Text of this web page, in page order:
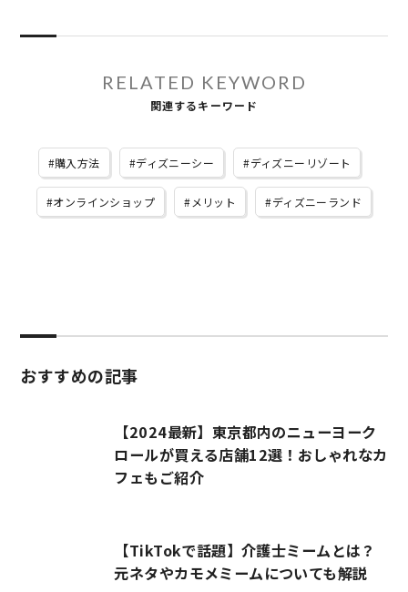
RELATED KEYWORD
関連するキーワード
購入方法 ディズニーシー ディズニーリゾート
オンラインショップ メリット ディズニーランド
おすすめの記事
【2024最新】東京都内のニューヨーク
ロールが買える店舗12選！おしゃれなカ
フェもご紹介
【TikTokで話題】介護士ミームとは？
元ネタやカモメミームについても解説